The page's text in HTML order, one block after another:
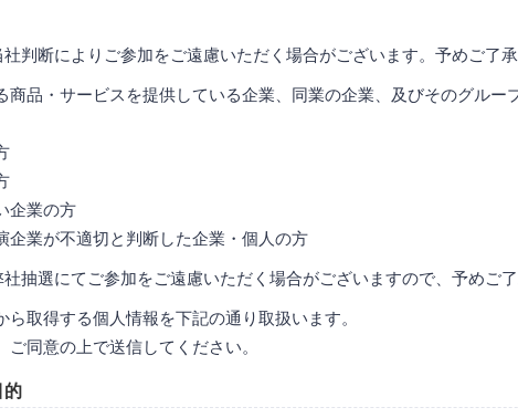
判断によりご参加をご遠慮いただく場合がございます。予めご了承
商品・サービスを提供している企業、同業の企業、及びそのグルー
企業の方
企業が不適切と判断した企業・個人の方
抽選にてご参加をご遠慮いただく場合がございますので、予めご了
取得する個人情報を下記の通り取扱います。
同意の上で送信してください。
的